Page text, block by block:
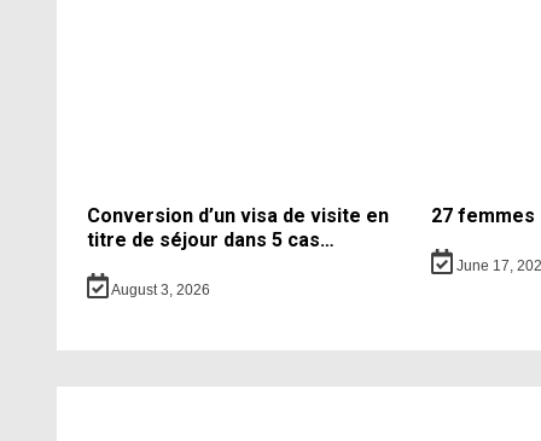
Conversion d’un visa de visite en
titre de séjour dans 5 cas…
August 3, 2026
27
June 17,